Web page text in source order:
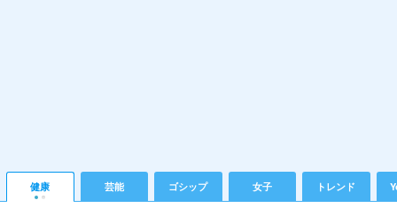
健康 芸能 ゴシップ 女子 トレンド